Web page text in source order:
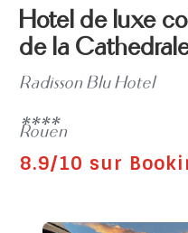
Hotel de luxe
de la
Radisson Blu Hotel
****
Rouen
8.9/10 sur